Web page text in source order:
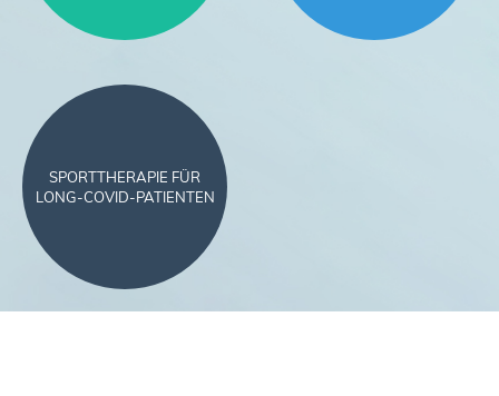
SPORTTHERAPIE FÜR
LONG-COVID-PATIENTEN